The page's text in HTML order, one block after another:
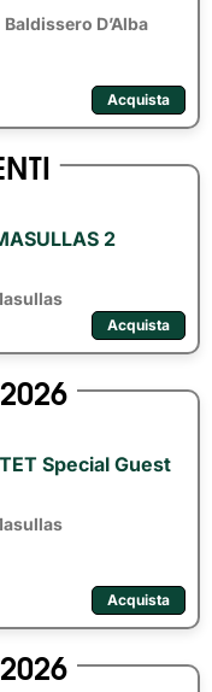
Baldissero D’Alba
Acquista
2
Acquista
2026
Special Guest
Acquista
2026